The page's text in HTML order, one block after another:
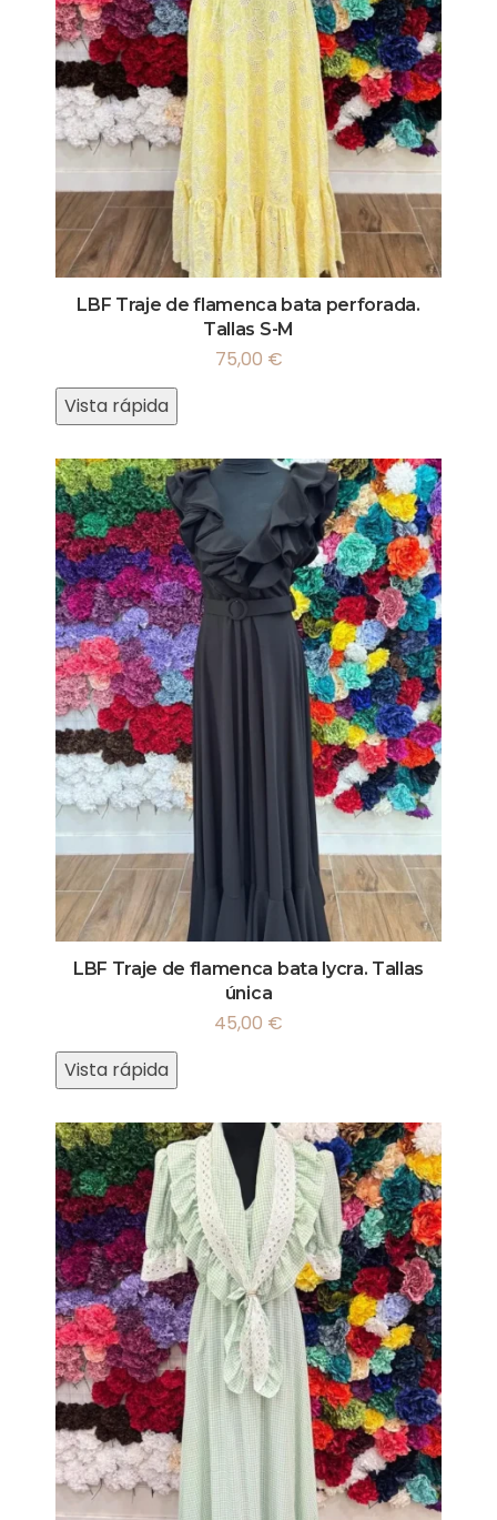
LBF Traje de flamenca bata perforada.
Tallas S-M
75,00 €
Vista rápida
LBF Traje de flamenca bata lycra. Tallas
única
45,00 €
Vista rápida